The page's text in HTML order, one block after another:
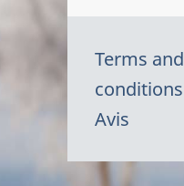
Terms and
conditions
Avis